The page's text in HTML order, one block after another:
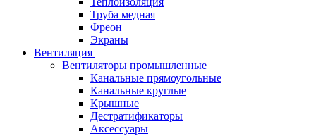
Труба медная
Фреон
Экраны
Вентиляция
Вентиляторы промышленные
Канальные прямоугольные
Канальные круглые
Крышные
Дестратификаторы
Аксессуары